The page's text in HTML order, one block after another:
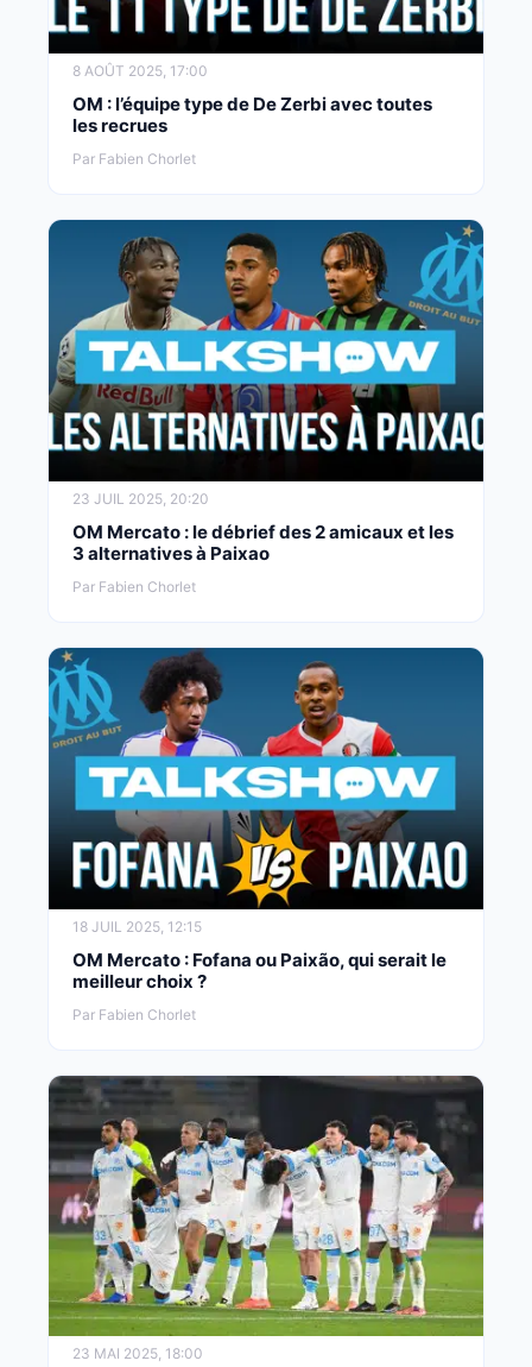
8 AOÛT 2025, 17:00
OM : l’équipe type de De Zerbi avec toutes
les recrues
Par Fabien Chorlet
23 JUIL 2025, 20:20
OM Mercato : le débrief des 2 amicaux et les
3 alternatives à Paixao
Par Fabien Chorlet
18 JUIL 2025, 12:15
OM Mercato : Fofana ou Paixão, qui serait le
meilleur choix ?
Par Fabien Chorlet
23 MAI 2025, 18:00